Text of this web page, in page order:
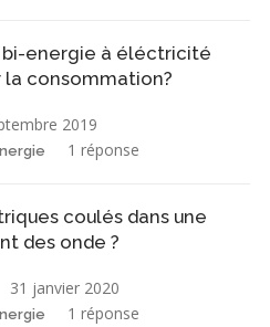
bi-energie à éléctricité
consommation?
2019
1 réponse
coulés dans une
des onde ?
31 janvier 2020
1 réponse